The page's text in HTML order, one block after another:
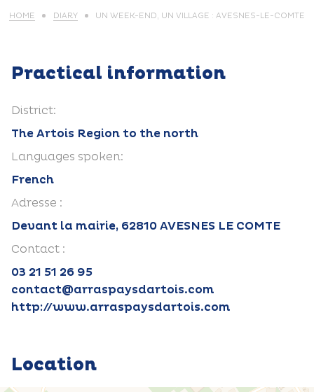
HOME DIARY UN WEEK-END, UN VILLAGE : AVESNES-LE-COMTE
Practical information
District:
The Artois Region to the north
Languages spoken:
French
Adresse :
Devant la mairie, 62810 AVESNES LE COMTE
Contact :
03 21 51 26 95
contact@arraspaysdartois.com
http://www.arraspaysdartois.com
Location